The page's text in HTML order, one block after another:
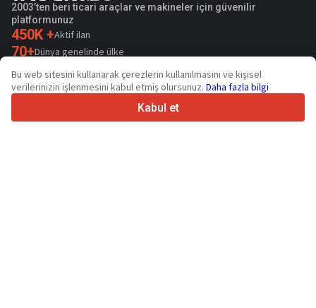
2003’ten beri ticari araçlar ve makineler için güvenilir
platformunuz
450K +Aktif ilan
70+Dünya genelinde ülke
36 Desteklenen dil
4.7/5
Bu web sitesini kullanarak çerezlerin kullanılmasını ve kişisel
verilerinizin işlenmesini kabul etmiş olursunuz. Daha fazla bilgi
Kabul et